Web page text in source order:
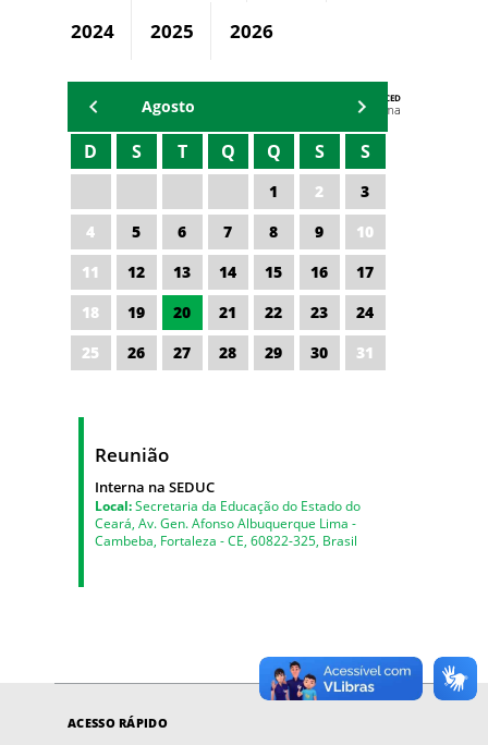
2024 2025 2026
AGENDA DA CODED/CED
Vagna Lima
Agosto
D S T Q Q S S
1 2
3
4
5 6 7 8 9
10
11
12 13 14 15 16
17
18
19 20 21 22 23
24
25
26 27 28 29 30 31
Reunião
Interna na SEDUC
Local:Secretaria da Educação do Estado do
Ceará, Av. Gen. Afonso Albuquerque Lima -
Cambeba, Fortaleza - CE, 60822-325, Brasil
ACESSO RÁPIDO